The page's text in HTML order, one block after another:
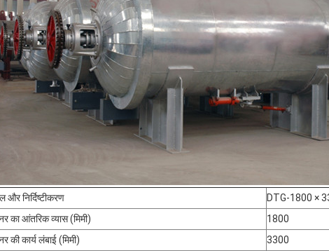
और निर्दिष्टीकरण
DTG-1800 ×
का आंतरिक व्यास (मिमी)
1800
की कार्य लंबाई (मिमी)
3300